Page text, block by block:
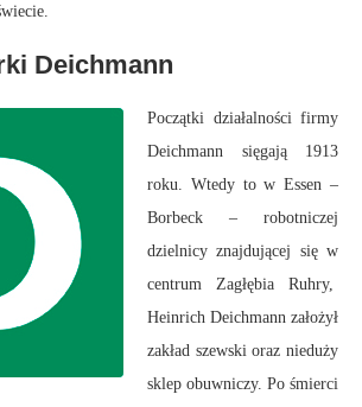
Deichmann
Początki działalności firmy
Deichmann sięgają 1913
roku. Wtedy to w Essen –
Borbeck – robotniczej
dzielnicy znajdującej się w
centrum Zagłębia Ruhry,
Heinrich Deichmann założył
zakład szewski oraz nieduży
sklep obuwniczy. Po śmierci